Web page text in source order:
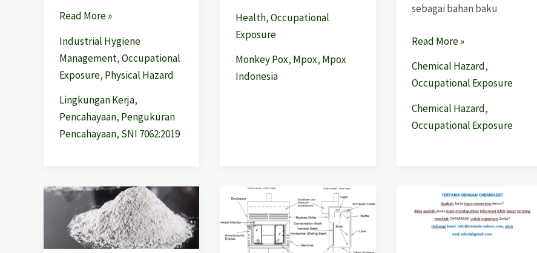
Read More »
Industrial Hygiene
Management,Occupational
Exposure, Physical Hazard
Lingkungan Kerja,
Pencahayaan, Pengukuran
Pencahayaan, SNI 7062:2019
Health,Occupational
Exposure
Monkey Pox, Mpox, Mpox
Indonesia
sebagai bahan baku
Read More »
Chemical Hazard,
Occupational Exposure
Chemical Hazard,
Occupational Exposure
Silika
Kristalin
dalam
Lingkup
Prosedur
Pengujian
Face
Velocity
Working
with
Hazardous